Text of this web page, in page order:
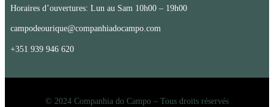
Horaires d’ouvertures: Lun au Sam 10h00 – 19h00
campodeourique@companhiadocampo.com
+351 939 946 620
© 2024 Companhia do Campo – Tous droits réservés